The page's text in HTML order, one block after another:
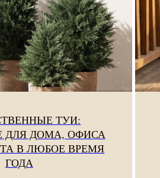
ТУИ:
ДЛЯ ДОМА, ОФИСА
В ЛЮБОЕ ВРЕМЯ
ГОДА